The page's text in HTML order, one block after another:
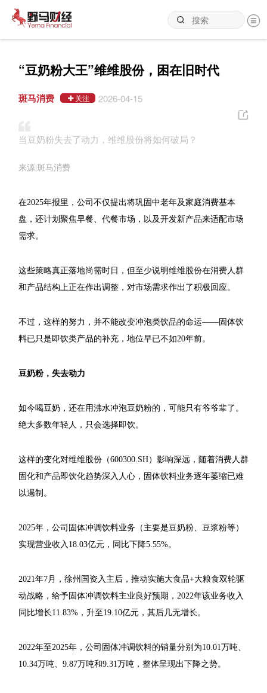
“豆奶粉大王”维维股份，困在旧时代
斑马消费 关注 2026-04-15
当豆奶粉失去了动力，维维股份将如何破局？
来源|斑马消费
在2025年报里，公司不仅提出将巩固中老年及家庭消费基本
盘，还计划聚焦早餐、代餐市场，以及开发新产品来适配市场
需求。
这些策略真正落地尚需时日，但至少说明维维股份在消费人群
和产品结构上正在作出调整，对市场需求作出了积极回应。
不过，这样的努力，并不能改变冲泡类饮品的命运——固体饮
料已只是即饮类产品的补充，地位早已不如20年前。
豆奶粉，失去动力
如今喝豆奶，还在用沸水冲泡豆奶粉的，可能只有爷爷辈了。
绝大多数年轻人，只会选择即饮。
这样的变化对维维股份（600300.SH）影响深远，随着消费人群
固化和产品即饮化趋势深入人心，固体饮料业务逐年萎缩已难
以遏制。
2025年，公司固体冲调饮料业务（主要是豆奶粉、豆浆粉等）
实现营业收入18.03亿元，同比下降5.55%。
2021年7月，徐州国资入主后，推动实施大食品+大粮食双轮驱
动战略，给予固体冲调饮料主业良好预期，2022年该业务收入
同比增长11.83%，升至19.10亿元，其后几无增长。
2022年至2025年，公司固体冲调饮料的销量分别为10.01万吨、
10.34万吨、9.87万吨和9.31万吨，整体呈现出下降之势。